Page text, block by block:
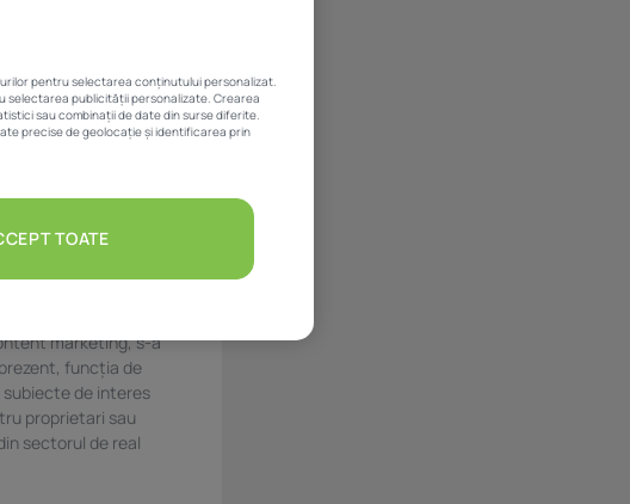
marketing, s-a
funcția de
de interes
proprietari sau
sectorul de real
pentru selectarea conținutului personalizat.
selectarea publicității personalizate. Crearea
sau combinații de date din surse diferite.
precise de geolocație și identificarea prin
TOATE